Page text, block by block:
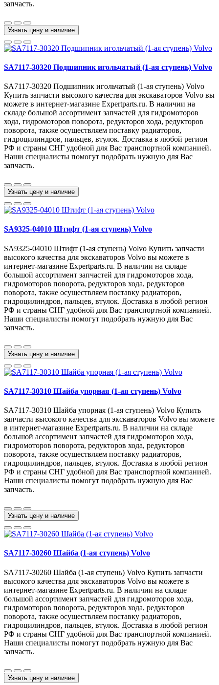
запчасть.
Узнать цену и наличие
SA7117-30320 Подшипник игольчатый (1-ая ступень) Volvo
SA7117-30320 Подшипник игольчатый (1-ая ступень) Volvo
Купить запчасти высокого качества для экскаваторов Volvo вы
можете в интернет-магазине Expertparts.ru. В наличии на
складе большой ассортимент запчастей для гидромоторов
хода, гидромоторов поворота, редукторов хода, редукторов
поворота, также осуществляем поставку радиаторов,
гидроцилиндров, пальцев, втулок. Доставка в любой регион
РФ и страны СНГ удобной для Вас транспортной компанией.
Наши специалисты помогут подобрать нужную для Вас
запчасть.
Узнать цену и наличие
SA9325-04010 Штифт (1-ая ступень) Volvo
SA9325-04010 Штифт (1-ая ступень) Volvo Купить запчасти
высокого качества для экскаваторов Volvo вы можете в
интернет-магазине Expertparts.ru. В наличии на складе
большой ассортимент запчастей для гидромоторов хода,
гидромоторов поворота, редукторов хода, редукторов
поворота, также осуществляем поставку радиаторов,
гидроцилиндров, пальцев, втулок. Доставка в любой регион
РФ и страны СНГ удобной для Вас транспортной компанией.
Наши специалисты помогут подобрать нужную для Вас
запчасть.
Узнать цену и наличие
SA7117-30310 Шайба упорная (1-ая ступень) Volvo
SA7117-30310 Шайба упорная (1-ая ступень) Volvo Купить
запчасти высокого качества для экскаваторов Volvo вы можете
в интернет-магазине Expertparts.ru. В наличии на складе
большой ассортимент запчастей для гидромоторов хода,
гидромоторов поворота, редукторов хода, редукторов
поворота, также осуществляем поставку радиаторов,
гидроцилиндров, пальцев, втулок. Доставка в любой регион
РФ и страны СНГ удобной для Вас транспортной компанией.
Наши специалисты помогут подобрать нужную для Вас
запчасть.
Узнать цену и наличие
SA7117-30260 Шайба (1-ая ступень) Volvo
SA7117-30260 Шайба (1-ая ступень) Volvo Купить запчасти
высокого качества для экскаваторов Volvo вы можете в
интернет-магазине Expertparts.ru. В наличии на складе
большой ассортимент запчастей для гидромоторов хода,
гидромоторов поворота, редукторов хода, редукторов
поворота, также осуществляем поставку радиаторов,
гидроцилиндров, пальцев, втулок. Доставка в любой регион
РФ и страны СНГ удобной для Вас транспортной компанией.
Наши специалисты помогут подобрать нужную для Вас
запчасть.
Узнать цену и наличие